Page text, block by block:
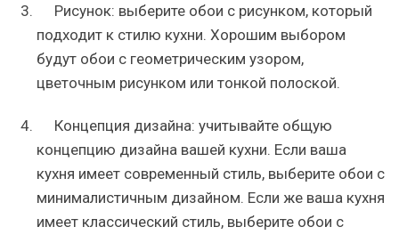
Рисунок: выберите обои с рисунком, который
подходит к стилю кухни. Хорошим выбором
будут обои с геометрическим узором,
цветочным рисунком или тонкой полоской.
Концепция дизайна: учитывайте общую
концепцию дизайна вашей кухни. Если ваша
кухня имеет современный стиль, выберите обои с
минималистичным дизайном. Если же ваша кухня
имеет классический стиль, выберите обои с